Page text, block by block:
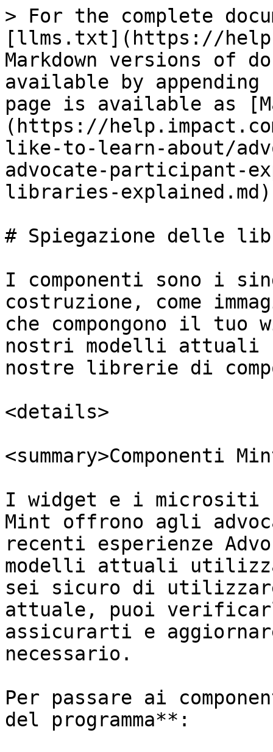
> For the complete
[llms.txt](https://
Markdown versions of
available by
page is available as
(https://
like-to-learn-about/
advocate-participant-
libraries-
# Spiegazione delle
I componenti sono i
costruzione, come
che compongono il
nostri modelli attuali
nostre librerie di
<details>
<summary>Componenti
I widget e i micrositi
Mint offrono agli
recenti esperienze
modelli attuali utilizza
sei sicuro di
attuale, puoi
assicurarti e
necessario.
Per passare ai
del programma**: